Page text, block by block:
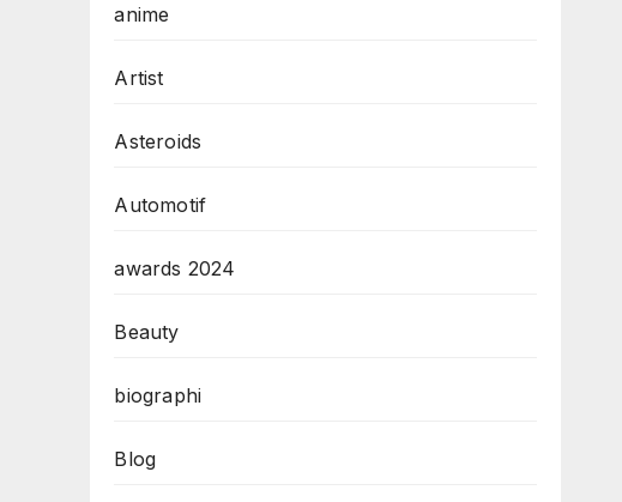
anime
Artist
Asteroids
Automotif
awards 2024
Beauty
biographi
Blog